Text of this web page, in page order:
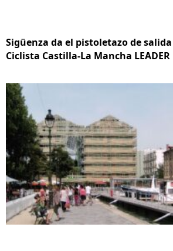
Sigüenza da el pistoletazo de
Ciclista Castilla-La Mancha LEADER